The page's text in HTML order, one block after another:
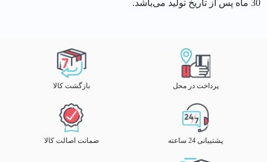
30 ماه پس از تاریخ تولید می‌باشد.
پرداخت در محل بازگشت کالا
پشتیبانی 24 ساعته ضمانت اصالت کالا